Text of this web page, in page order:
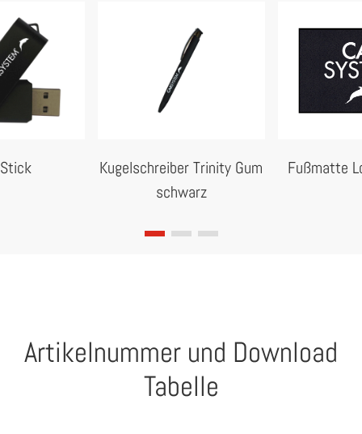
Kugelschreiber Trinity Gum
schwarz
Fußmatte
Artikelnummer und Download
Tabelle